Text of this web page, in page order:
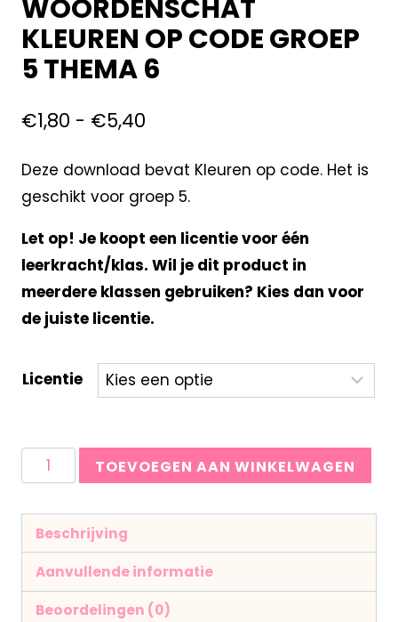
WOORDENSCHAT
KLEUREN OP CODE GROEP
5 THEMA 6
€1,80 - €5,40
Deze download bevat Kleuren op code. Het is
geschikt voor groep 5.
Let op! Je koopt een licentie voor één
leerkracht/klas. Wil je dit product in
meerdere klassen gebruiken? Kies dan voor
de juiste licentie.
Licentie
TOEVOEGEN AAN WINKELWAGEN
Beschrijving
Aanvullende informatie
Beoordelingen (0)